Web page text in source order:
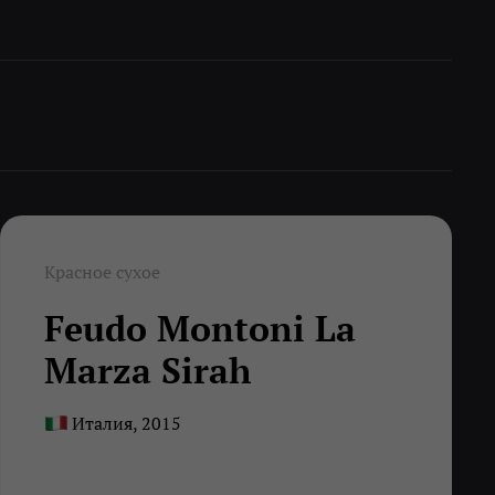
Красное сухое
Feudo Montoni La
Marza Sirah
Италия, 2015